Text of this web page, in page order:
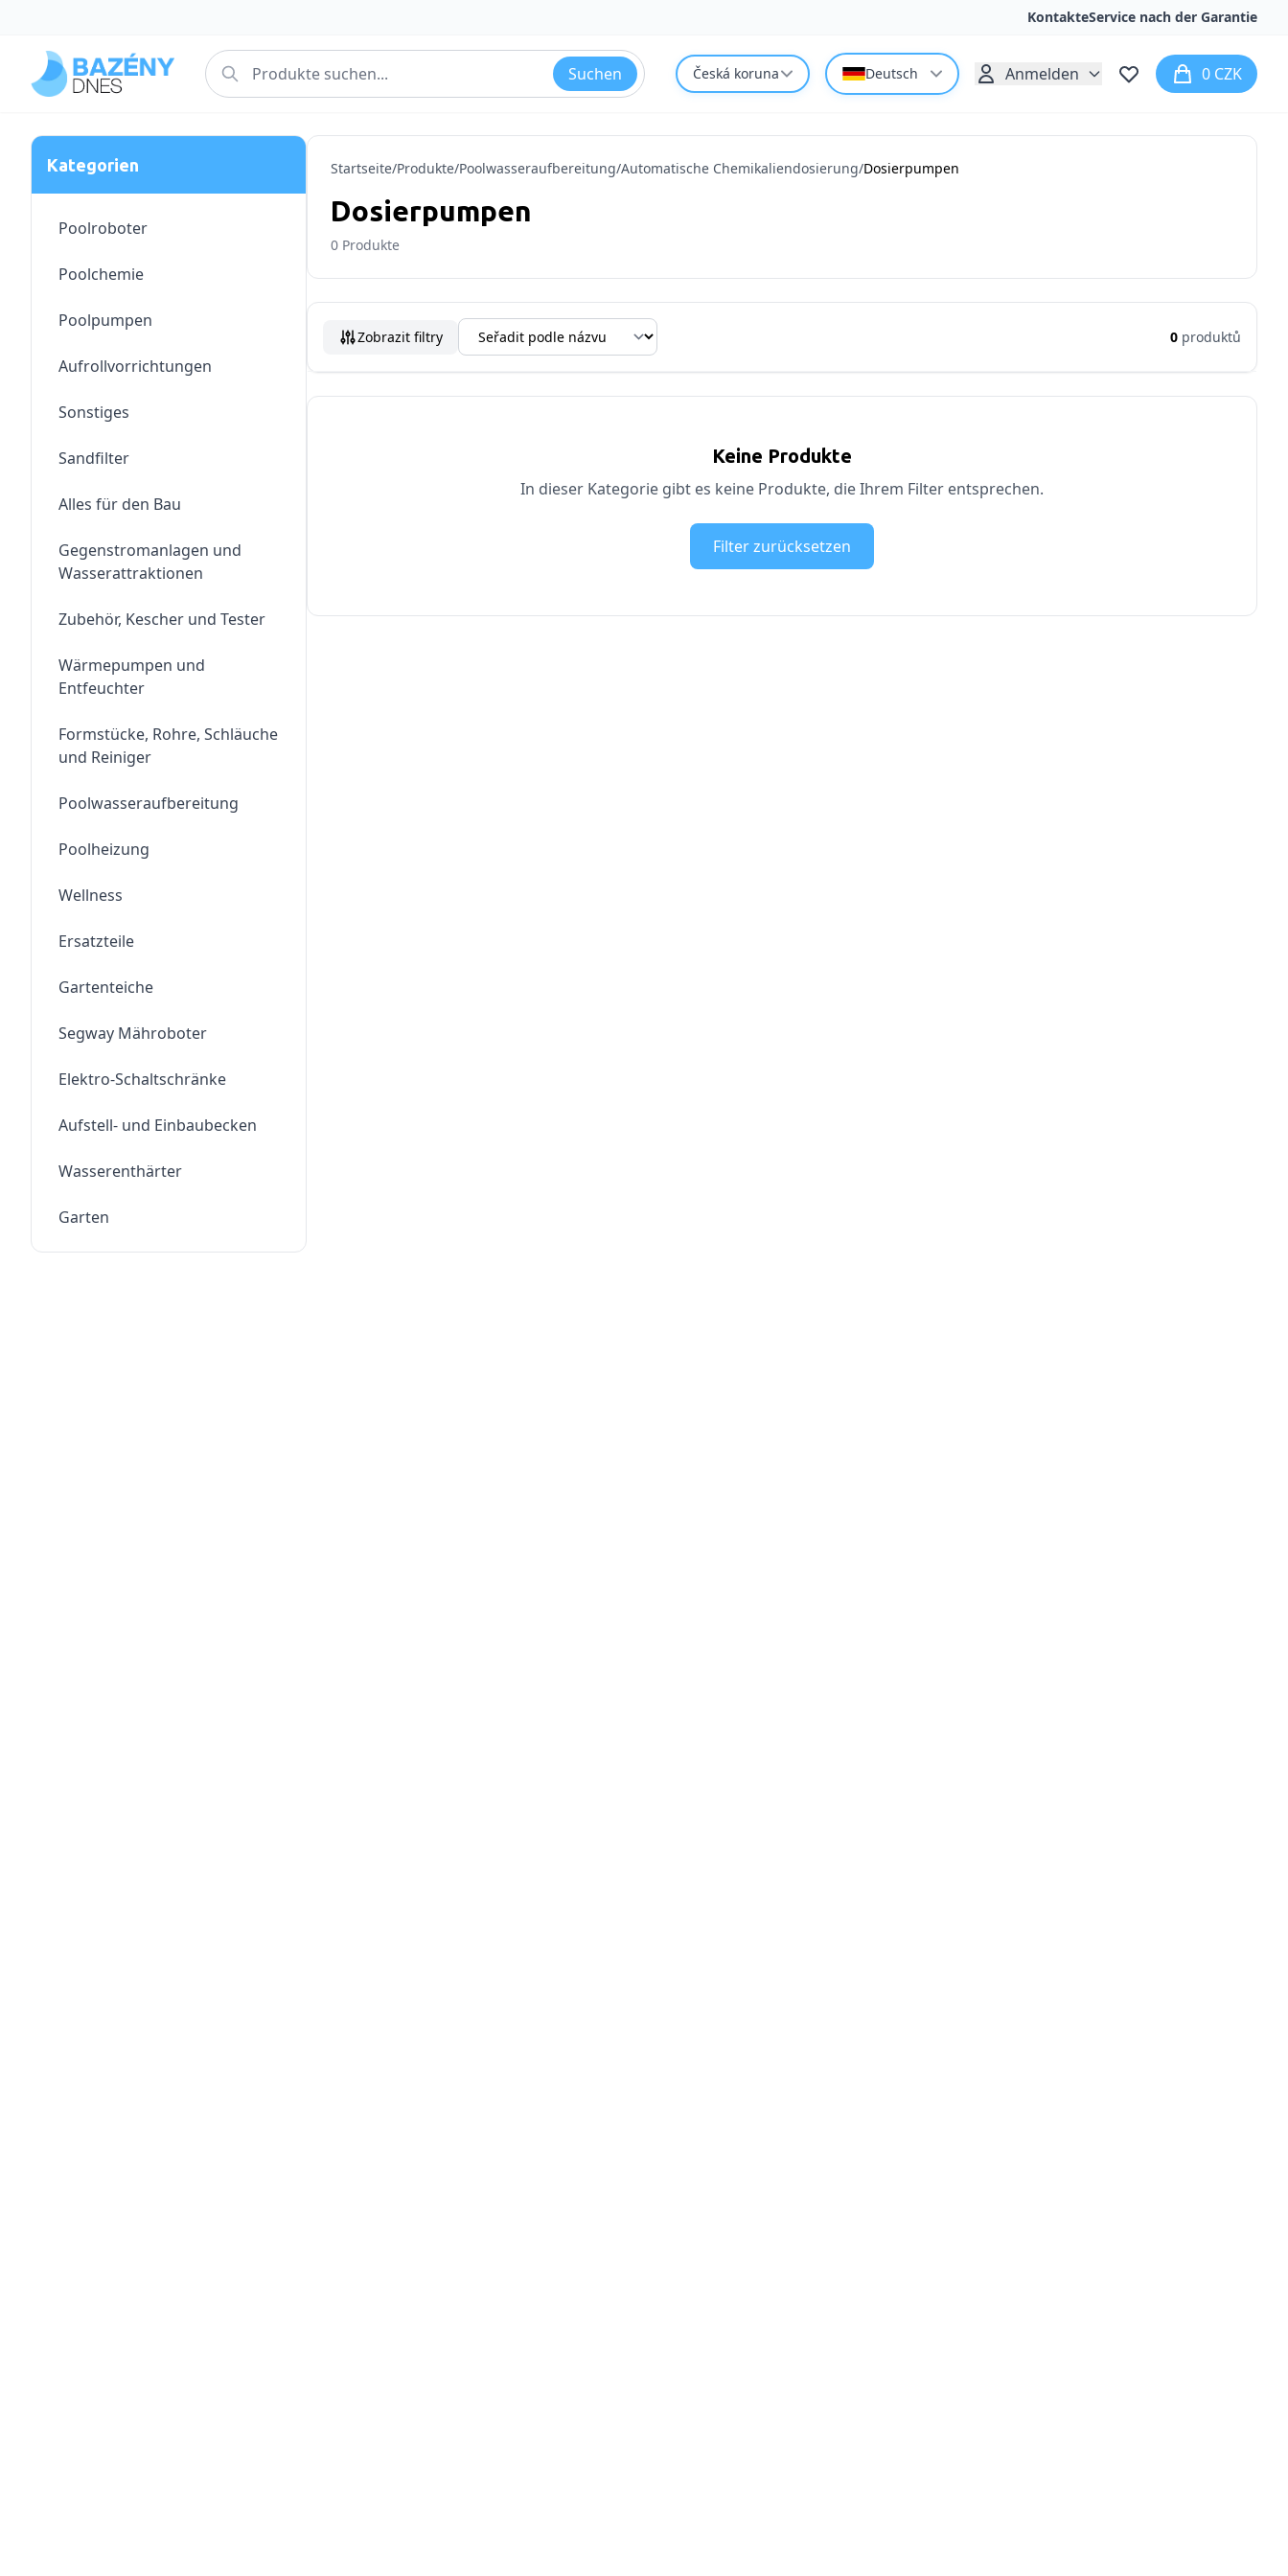
KontakteService nach der Garantie
Suchen Česká koruna Deutsch Anmelden 0 CZK
Kategorien
Poolroboter
Poolchemie
Poolpumpen
Aufrollvorrichtungen
Sonstiges
Sandfilter
Alles für den Bau
Gegenstromanlagen und
Wasserattraktionen
Zubehör, Kescher und Tester
Wärmepumpen und
Entfeuchter
Formstücke, Rohre, Schläuche
und Reiniger
Poolwasseraufbereitung
Poolheizung
Wellness
Ersatzteile
Gartenteiche
Segway Mähroboter
Elektro-Schaltschränke
Aufstell- und Einbaubecken
Wasserenthärter
Garten
Startseite/Produkte/Poolwasseraufbereitung/Automatische Chemikaliendosierung/Dosierpumpen
Dosierpumpen
0 Produkte
Zobrazit filtry 0 produktů
Keine Produkte
In dieser Kategorie gibt es keine Produkte, die Ihrem Filter entsprechen.
Filter zurücksetzen